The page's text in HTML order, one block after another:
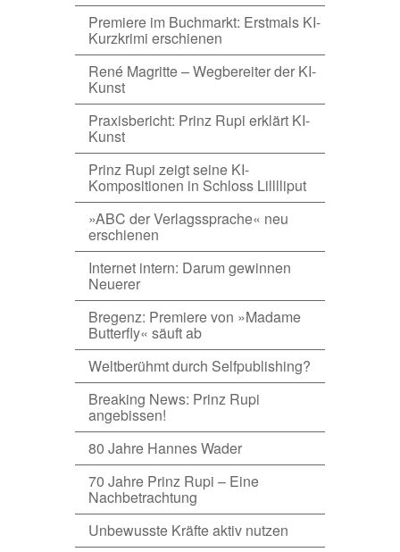
Premiere im Buchmarkt: Erstmals KI-
Kurzkrimi erschienen
René Magritte – Wegbereiter der KI-
Kunst
Praxisbericht: Prinz Rupi erklärt KI-
Kunst
Prinz Rupi zeigt seine KI-
Kompositionen in Schloss Lilllliput
»ABC der Verlagssprache« neu
erschienen
Internet intern: Darum gewinnen
Neuerer
Bregenz: Premiere von »Madame
Butterfly« säuft ab
Weltberühmt durch Selfpublishing?
Breaking News: Prinz Rupi
angebissen!
80 Jahre Hannes Wader
70 Jahre Prinz Rupi – Eine
Nachbetrachtung
Unbewusste Kräfte aktiv nutzen